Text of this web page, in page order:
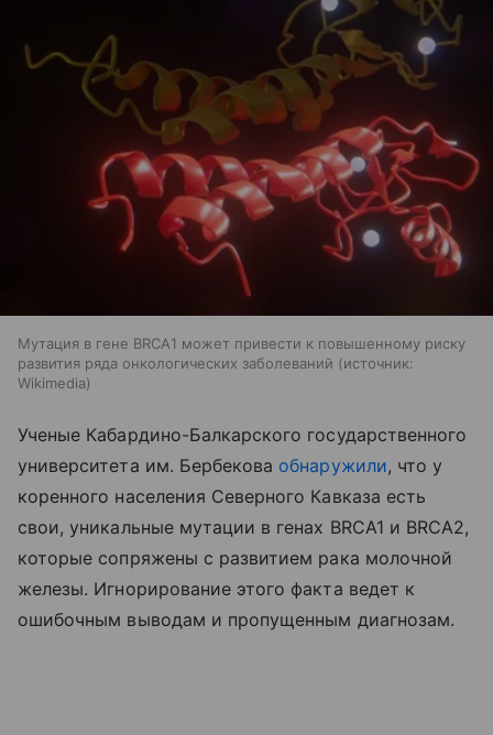
Мутация в гене BRCA1 может привести к повышенному риску
развития ряда онкологических заболеваний
источник:
Wikimedia
Ученые Кабардино-Балкарского государственного
университета им. Бербекова обнаружили, что у
коренного населения Северного Кавказа есть
свои, уникальные мутации в генах BRCA1 и BRCA2,
которые сопряжены с развитием рака молочной
железы. Игнорирование этого факта ведет к
ошибочным выводам и пропущенным диагнозам.